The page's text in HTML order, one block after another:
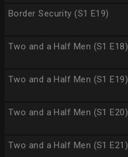
Border Security (S1 E19)
Two and a Half Men (S1 E18)
Two and a Half Men (S1 E19)
Two and a Half Men (S1 E20)
Two and a Half Men (S1 E21)